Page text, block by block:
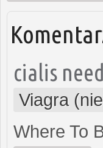
cialis
Viagra
Where To